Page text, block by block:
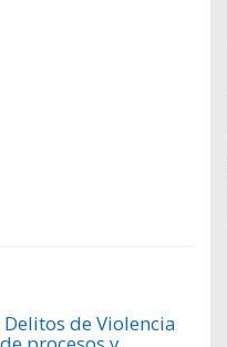
de Violencia